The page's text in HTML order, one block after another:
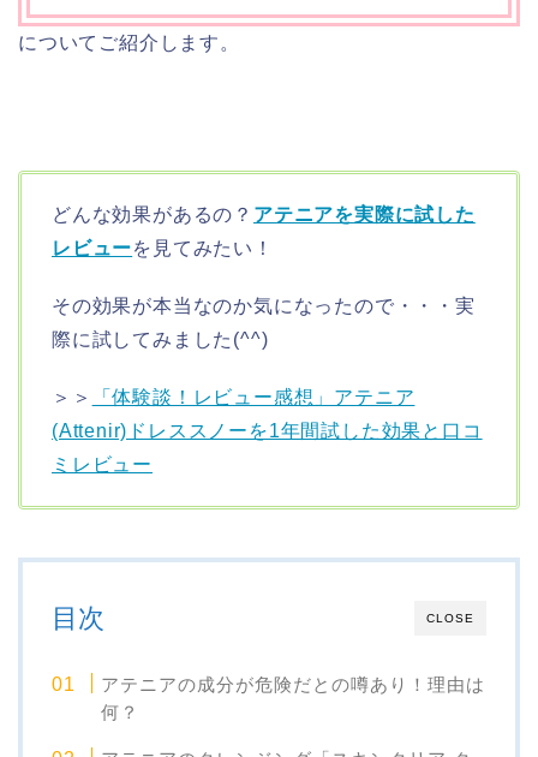
についてご紹介します。
どんな効果があるの？ アテニアを実際に試した
レビューを見てみたい！
その効果が本当なのか気になったので・・・実
際に試してみました(^^)
＞＞
「体験談！レビュー感想」アテニア
(Attenir)ドレススノーを1年間試した効果と口コ
ミレビュー
CLOSE
目次
アテニアの成分が危険だとの噂あり！理由は
何？